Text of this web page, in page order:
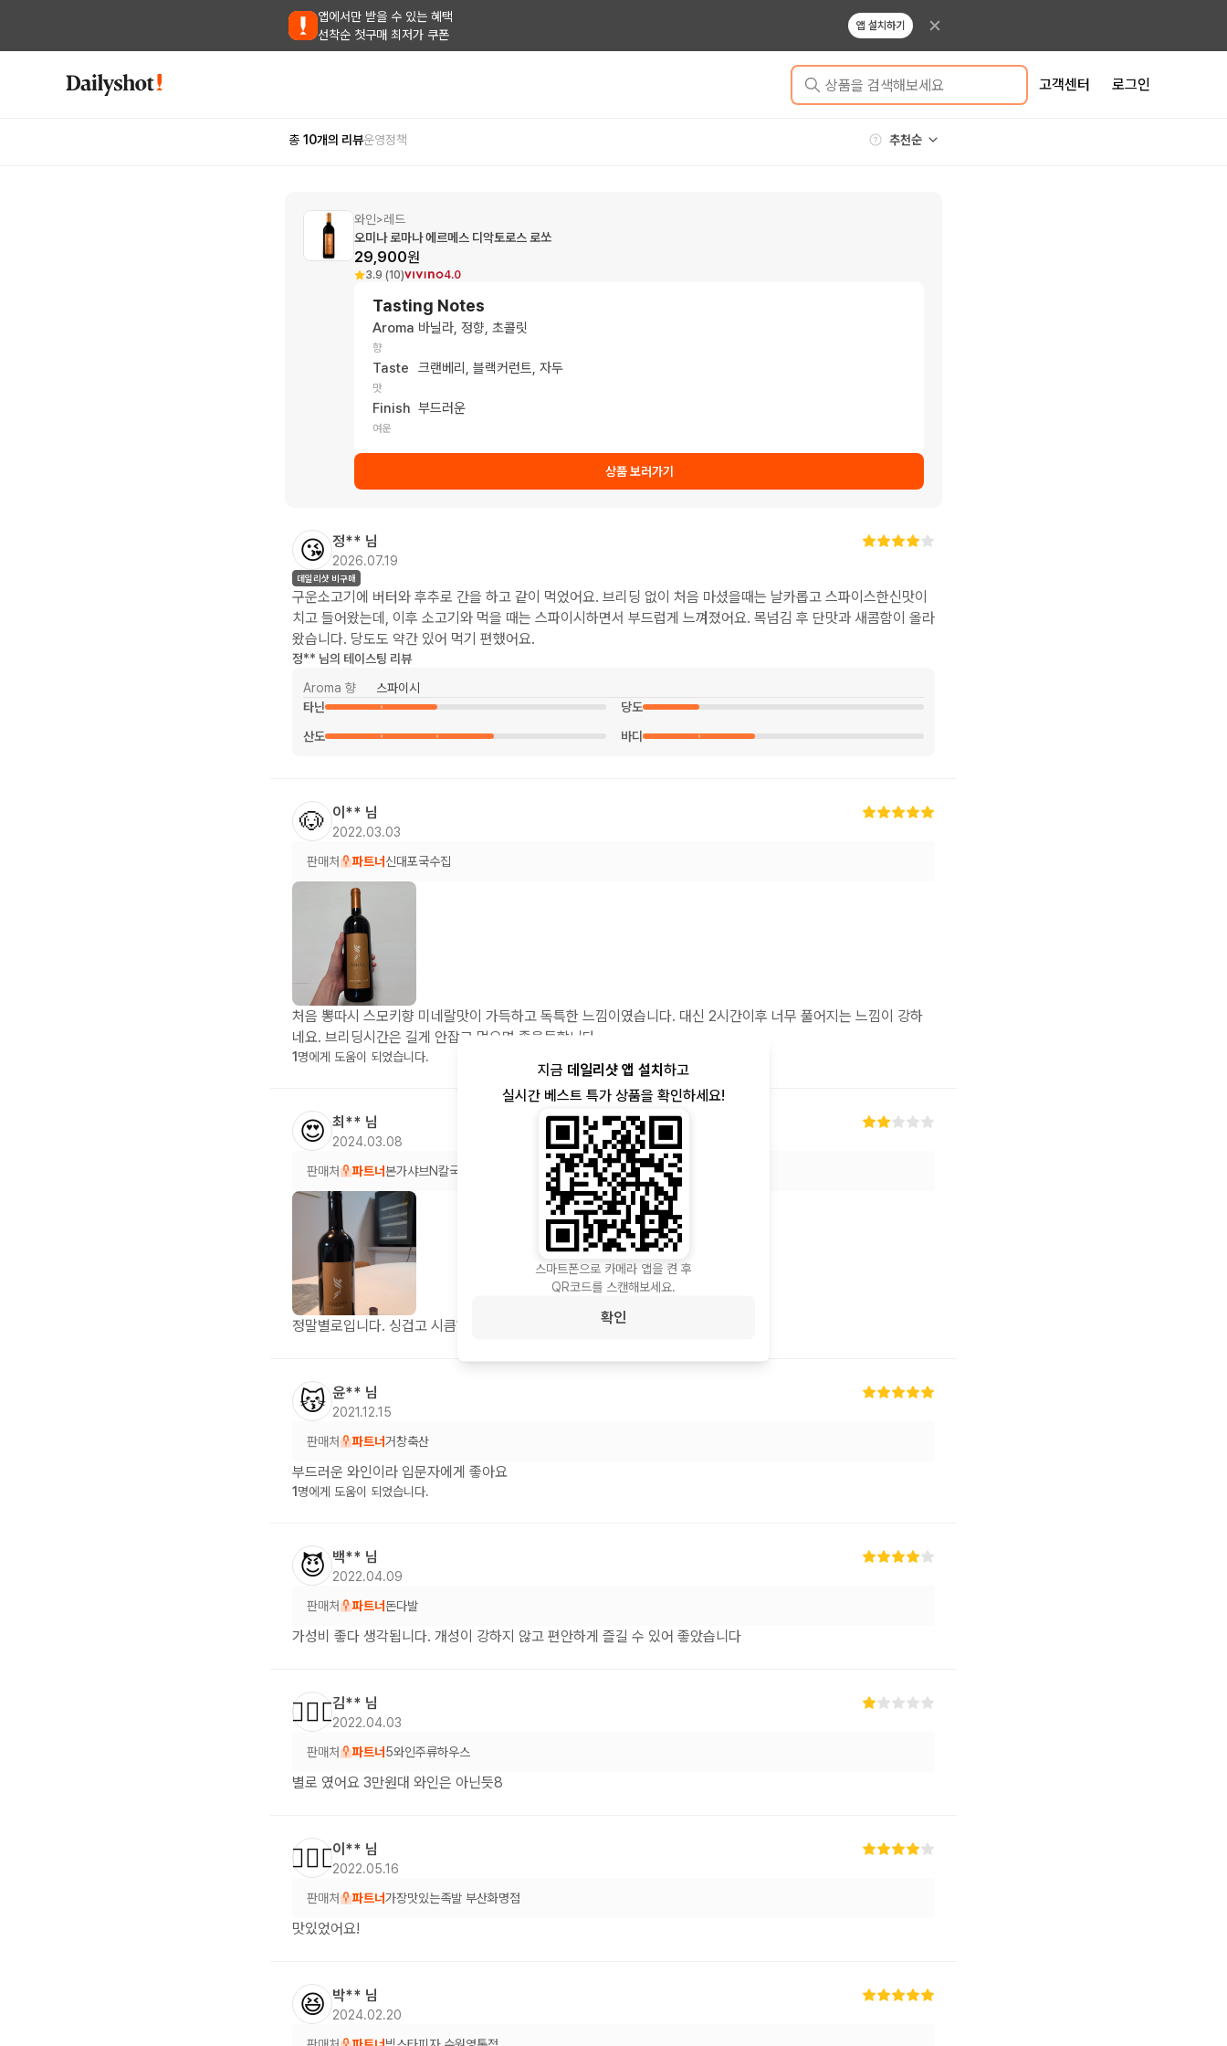
앱에서만 받을 수 있는 혜택
선착순 첫구매 최저가 쿠폰
앱 설치하기
상품을 검색해보세요 고객센터 로그인
총 10개의 리뷰운영정책
와인>레드
오미나 로마나 에르메스 디악토로스 로쏘
29,900원
3.9 (10) 4.0
Tasting Notes
Aroma
향
바닐라, 정향, 초콜릿
Taste
맛
크랜베리, 블랙커런트, 자두
Finish
여운
부드러운
상품 보러가기
😘 정** 님
2026.07.19
데일리샷 비구매
구운소고기에 버터와 후추로 간을 하고 같이 먹었어요. 브리딩 없이 처음 마셨을때는 날카롭고 스파이스한신맛이
치고 들어왔는데, 이후 소고기와 먹을 때는 스파이시하면서 부드럽게 느껴졌어요. 목넘김 후 단맛과 새콤함이 올라
왔습니다. 당도도 약간 있어 먹기 편했어요.
정** 님의 테이스팅 리뷰
Aroma 향
스파이시
타닌
당도
산도
바디
🐶 이** 님
2022.03.03
판매처 파트너 신대포국수집
처음 뽕따시 스모키향 미네랄맛이 가득하고 독특한 느낌이였습니다. 대신 2시간이후 너무 풀어지는 느낌이 강하
네요. 브리딩시간은 길게 안잡고 먹으면 좋을듯합니다.
1 명에게 도움이 되었습니다.
😍 최** 님
2024.03.08
판매처 파트너 본가샤브N칼국수
정말별로입니다. 싱겁고 시큼하고... 비추입니다.
😽 윤** 님
2021.12.15
판매처 파트너거창축산
부드러운 와인이라 입문자에게 좋아요
1 명에게 도움이 되었습니다.
😈 백** 님
2022.04.09
판매처 파트너 돈다발
가성비 좋다 생각됩니다. 개성이 강하지 않고 편안하게 즐길 수 있어 좋았습니다
🙆🏻‍♀️김** 님
2022.04.03
판매처 파트너 5와인주류하우스
별로 였어요 3만원대 와인은 아닌듯8
🙆🏻‍♂️이** 님
2022.05.16
판매처 파트너가장맛있는족발 부산화명점
맛있었어요!
😆 박** 님
2024.02.20
지금 데일리샷 앱 설치하고
실시간 베스트 특가 상품을 확인하세요!
스마트폰으로 카메라 앱을 켠 후
QR코드를 스캔해보세요.
확인